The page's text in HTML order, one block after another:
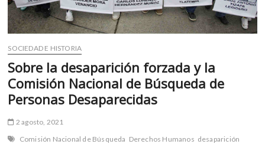
SOCIEDAD E HISTORIA
Sobre la desaparición forzada y la
Comisión Nacional de Búsqueda de
Personas Desaparecidas
2 agosto, 2021
Comisión Nacional de Búsqueda Derechos Humanos desaparición